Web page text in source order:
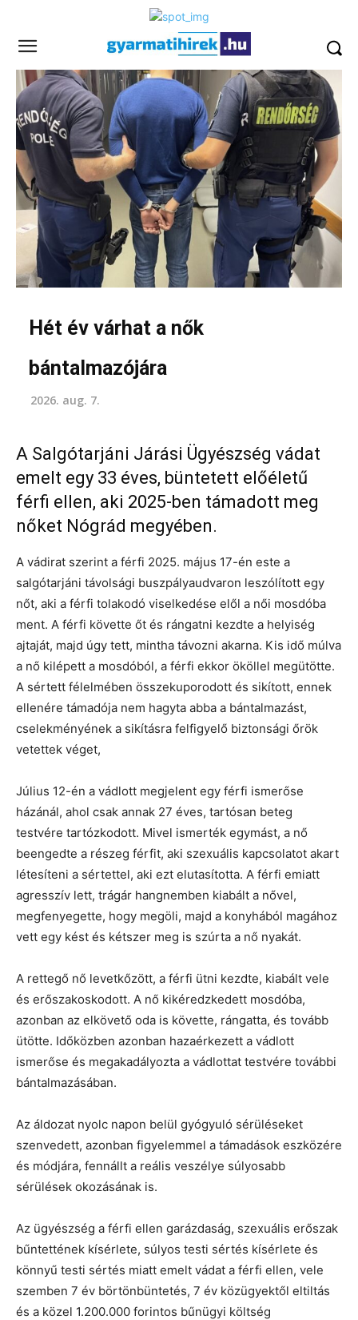
Hét év várhat a nők
bántalmazójára
2026. aug. 7.
A Salgótarjáni Járási Ügyészség vádat
emelt egy 33 éves, büntetett előéletű
férfi ellen, aki 2025-ben támadott meg
nőket Nógrád megyében.
A vádirat szerint a férfi 2025. május 17-én este a
salgótarjáni távolsági buszpályaudvaron leszólított egy
nőt, aki a férfi tolakodó viselkedése elől a női mosdóba
ment. A férfi követte őt és rángatni kezdte a helyiség
ajtaját, majd úgy tett, mintha távozni akarna. Kis idő múlva
a nő kilépett a mosdóból, a férfi ekkor ököllel megütötte.
A sértett félelmében összekuporodott és sikított, ennek
ellenére támadója nem hagyta abba a bántalmazást,
cselekményének a sikításra felfigyelő biztonsági őrök
vetettek véget,
Július 12-én a vádlott megjelent egy férfi ismerőse
házánál, ahol csak annak 27 éves, tartósan beteg
testvére tartózkodott. Mivel ismerték egymást, a nő
beengedte a részeg férfit, aki szexuális kapcsolatot akart
létesíteni a sértettel, aki ezt elutasította. A férfi emiatt
agresszív lett, trágár hangnemben kiabált a nővel,
megfenyegette, hogy megöli, majd a konyhából magához
vett egy kést és kétszer meg is szúrta a nő nyakát.
A rettegő nő levetkőzött, a férfi ütni kezdte, kiabált vele
és erőszakoskodott. A nő kikéredzkedett mosdóba,
azonban az elkövető oda is követte, rángatta, és tovább
ütötte. Időközben azonban hazaérkezett a vádlott
ismerőse és megakadályozta a vádlottat testvére további
bántalmazásában.
Az áldozat nyolc napon belül gyógyuló sérüléseket
szenvedett, azonban figyelemmel a támadások eszközére
és módjára, fennállt a reális veszélye súlyosabb
sérülések okozásának is.
Az ügyészség a férfi ellen garázdaság, szexuális erőszak
bűntettének kísérlete, súlyos testi sértés kísérlete és
könnyű testi sértés miatt emelt vádat a férfi ellen, vele
szemben 7 év börtönbüntetés, 7 év közügyektől eltiltás
és a közel 1.200.000 forintos bűnügyi költség